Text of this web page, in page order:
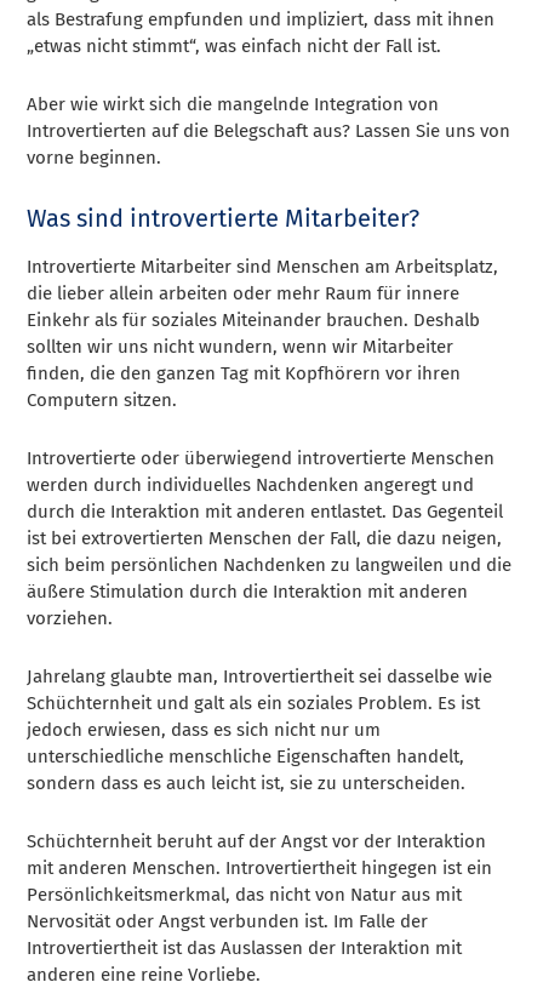
als Bestrafung empfunden und impliziert, dass mit ihnen
„etwas nicht stimmt“, was einfach nicht der Fall ist.
Aber wie wirkt sich die mangelnde Integration von
Introvertierten auf die Belegschaft aus? Lassen Sie uns von
vorne beginnen.
Was sind introvertierte Mitarbeiter?
Introvertierte Mitarbeiter sind Menschen am Arbeitsplatz,
die lieber allein arbeiten oder mehr Raum für innere
Einkehr als für soziales Miteinander brauchen. Deshalb
sollten wir uns nicht wundern, wenn wir Mitarbeiter
finden, die den ganzen Tag mit Kopfhörern vor ihren
Computern sitzen.
Introvertierte oder überwiegend introvertierte Menschen
werden durch individuelles Nachdenken angeregt und
durch die Interaktion mit anderen entlastet. Das Gegenteil
ist bei extrovertierten Menschen der Fall, die dazu neigen,
sich beim persönlichen Nachdenken zu langweilen und die
äußere Stimulation durch die Interaktion mit anderen
vorziehen.
Jahrelang glaubte man, Introvertiertheit sei dasselbe wie
Schüchternheit und galt als ein soziales Problem. Es ist
jedoch erwiesen, dass es sich nicht nur um
unterschiedliche menschliche Eigenschaften handelt,
sondern dass es auch leicht ist, sie zu unterscheiden.
Schüchternheit beruht auf der Angst vor der Interaktion
mit anderen Menschen. Introvertiertheit hingegen ist ein
Persönlichkeitsmerkmal, das nicht von Natur aus mit
Nervosität oder Angst verbunden ist. Im Falle der
Introvertiertheit ist das Auslassen der Interaktion mit
anderen eine reine Vorliebe.